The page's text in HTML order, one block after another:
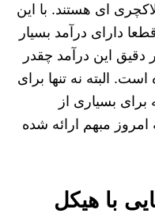
ای هستند. با این
دارای درآمد بسیار
دقیق این درآمد چقدر
البته نه تنها برای
برای بسیاری از
امروز مبهم ارائه شده
با هیکل